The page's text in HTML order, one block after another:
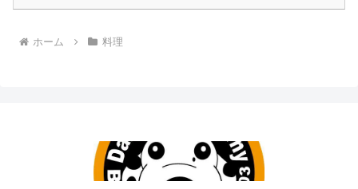
ホーム 料理